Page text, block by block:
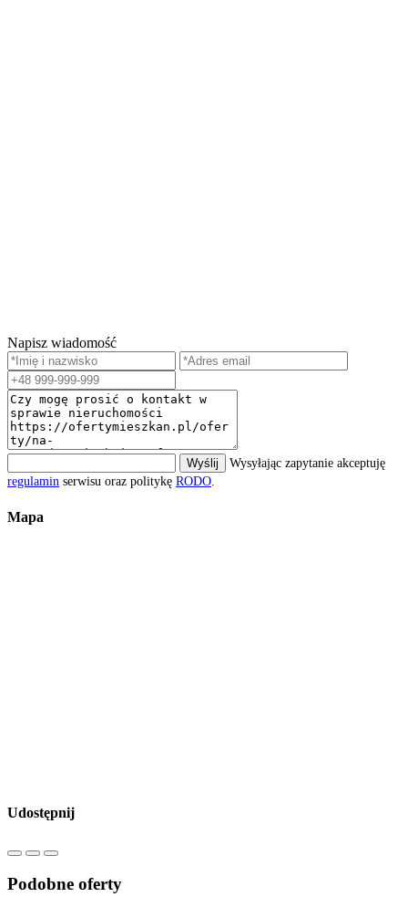
Napisz wiadomość
Wyślij
Wysyłając zapytanie akceptuję
regulamin serwisu oraz politykę RODO.
Mapa
Udostępnij
Podobne oferty